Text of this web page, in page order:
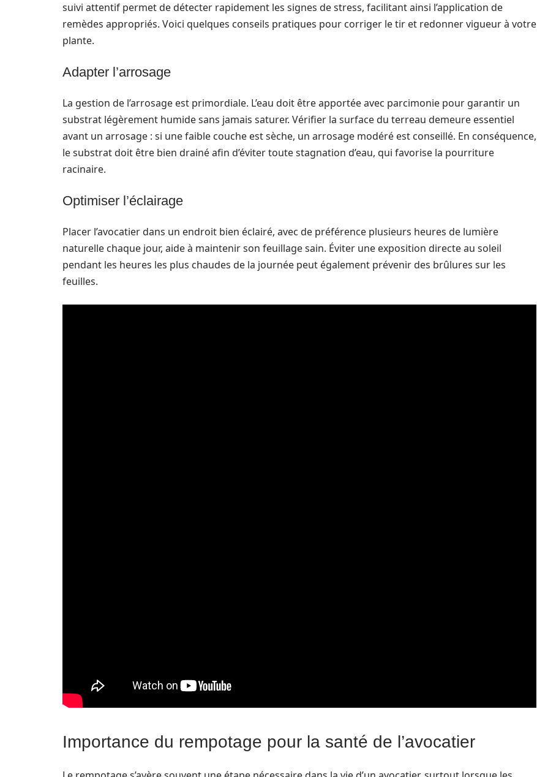
suivi attentif permet de détecter rapidement les signes de stress, facilitant ainsi l’application de
remèdes appropriés. Voici quelques conseils pratiques pour corriger le tir et redonner vigueur à votre
plante.
Adapter l’arrosage
La gestion de l’arrosage est primordiale. L’eau doit être apportée avec parcimonie pour garantir un
substrat légèrement humide sans jamais saturer. Vérifier la surface du terreau demeure essentiel
avant un arrosage : si une faible couche est sèche, un arrosage modéré est conseillé. En conséquence,
le substrat doit être bien drainé afin d’éviter toute stagnation d’eau, qui favorise la pourriture
racinaire.
Optimiser l’éclairage
Placer l’avocatier dans un endroit bien éclairé, avec de préférence plusieurs heures de lumière
naturelle chaque jour, aide à maintenir son feuillage sain. Éviter une exposition directe au soleil
pendant les heures les plus chaudes de la journée peut également prévenir des brûlures sur les
feuilles.
Importance du rempotage pour la santé de l’avocatier